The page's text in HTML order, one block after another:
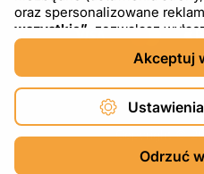
Copyright ©
oraz spersonalizowane
wszystkie” , zezwalasz
niezbędnych plików cookie.
, możesz wybrać,
chcesz zaakceptować lub
dowolnym momencie zmienić
korzystając z linku
części strony. Więcej
plików cookie, w tym o
znajdziesz w naszejPolityce
Akceptuj
Odrzuć